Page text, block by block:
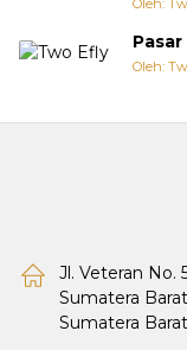
Oleh:
Oleh:
Jl. Veteran No.
Sumatera
Sumatera